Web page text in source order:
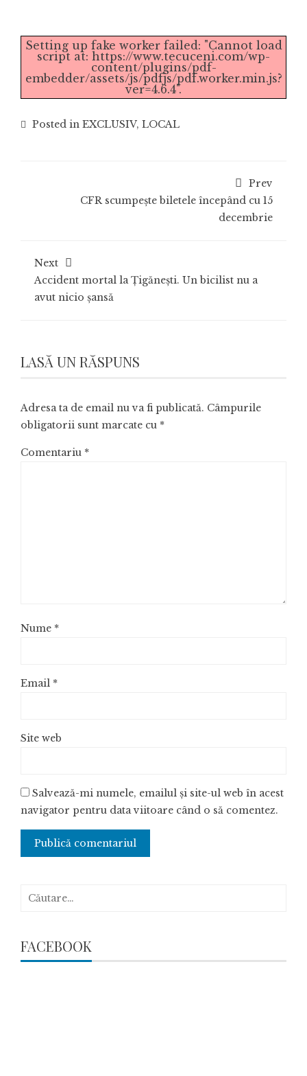
Setting up fake worker failed: "Cannot load
script at: https://www.tecuceni.com/wp-
content/plugins/pdf-
embedder/assets/js/pdfjs/pdf.worker.min.js?
ver=4.6.4".
Posted in EXCLUSIV, LOCAL
Prev
CFR scumpește biletele începând cu 15
decembrie
Next
Accident mortal la Țigănești. Un bicilist nu a
avut nicio șansă
LASĂ UN RĂSPUNS
Adresa ta de email nu va fi publicată. Câmpurile
obligatorii sunt marcate cu *
Comentariu *
Nume *
Email *
Site web
Salvează-mi numele, emailul și site-ul web în acest
navigator pentru data viitoare când o să comentez.
Caută
FACEBOOK